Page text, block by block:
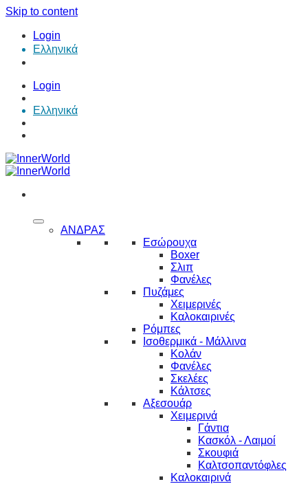
Skip to content
Login
Ελληνικά
Login
Ελληνικά
ΑΝΔΡΑΣ
Εσώρουχα
Boxer
Σλιπ
Φανέλες
Πυζάμες
Χειμερινές
Καλοκαιρινές
Ρόμπες
Ισοθερμικά - Μάλλινα
Κολάν
Φανέλες
Σκελέες
Κάλτσες
Αξεσουάρ
Χειμερινά
Γάντια
Κασκόλ - Λαιμοί
Σκουφιά
Καλτσοπαντόφλες
Καλοκαιρινά